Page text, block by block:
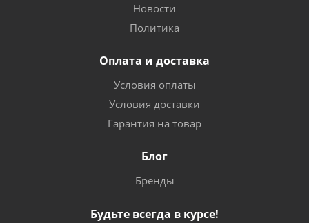
Новости
Политика
Оплата и доставка
Условия оплаты
Условия доставки
Гарантия на товар
Блог
Бренды
Будьте всегда в курсе!